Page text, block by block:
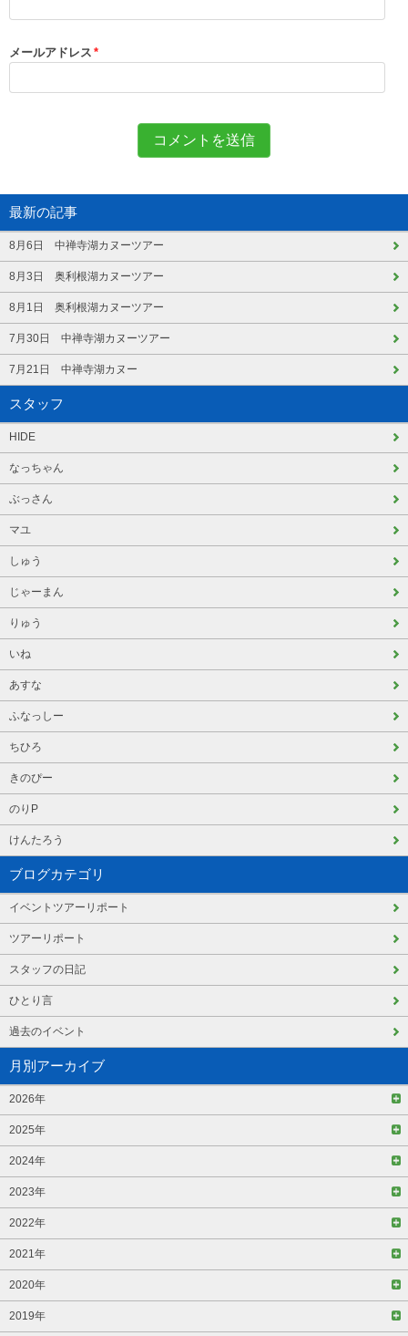
メールアドレス *
最新の記事
8月6日 中禅寺湖カヌーツアー
8月3日 奥利根湖カヌーツアー
8月1日 奥利根湖カヌーツアー
7月30日 中禅寺湖カヌーツアー
7月21日 中禅寺湖カヌー
スタッフ
HIDE
なっちゃん
ぶっさん
マユ
しゅう
じゃーまん
りゅう
いね
あすな
ふなっしー
ちひろ
きのぴー
のりP
けんたろう
ブログカテゴリ
イベントツアーリポート
ツアーリポート
スタッフの日記
ひとり言
過去のイベント
月別アーカイブ
2026年
2025年
2024年
2023年
2022年
2021年
2020年
2019年